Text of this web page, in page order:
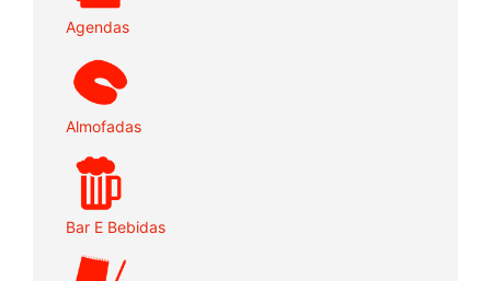
Agendas
Almofadas
Bar E Bebidas